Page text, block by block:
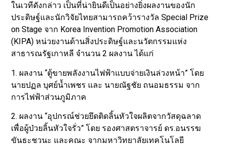
ในเวทีดังกล่าว เป็นที่น่ายินดีเป็นอย่างยิ่งผลงานของนัก
ประดิษฐ์และนักวิจัยไทยสามารถคว้ารางวัล Special Prize
on Stage จาก Korea Invention Promotion Association
(KIPA) หน่วยงานด้านสิ่งประดิษฐ์และนวัตกรรมแห่ง
สาธารณรัฐเกาหลี จำนวน 2 ผลงาน ได้แก่
1. ผลงาน “ตู้ขายพลังงานไฟฟ้าแบบจ่ายเงินล่วงหน้า” โดย
นายปฏล บุศย์น้ำเพชร และ นายณัฐชัย ถนอมธรรม จาก
การไฟฟ้าส่วนภูมิภาค
2. ผลงาน “อุปกรณ์ช่วยยึดติดลิ้นหัวใจผลิตจากวัสดุฉลาด
เพื่อผู้ป่วยลิ้นหัวใจรั่ว” โดย รองศาสตราจารย์ ดร.อนรรฆ
ขันธะชวนะ และคณะ จากมหาวิทยาลัยเทคโนโลยี